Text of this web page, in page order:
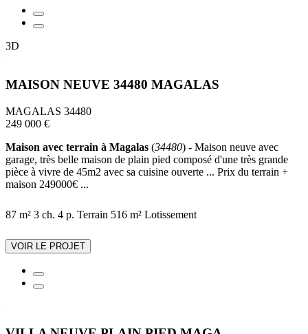
3D
MAISON NEUVE 34480 MAGALAS
MAGALAS 34480
249 000 €
Maison avec terrain à Magalas (34480) - Maison neuve avec
garage, très belle maison de plain pied composé d'une très grande
pièce à vivre de 45m2 avec sa cuisine ouverte ... Prix du terrain +
maison 249000€ ...
87 m² 3 ch. 4 p. Terrain 516 m² Lotissement
VOIR LE PROJET